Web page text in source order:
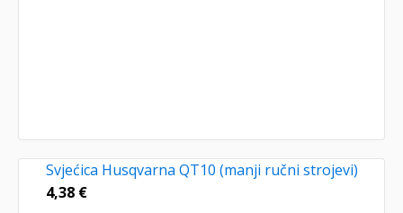
Svjećica Husqvarna QT10 (manji ručni strojevi)
4,38 €